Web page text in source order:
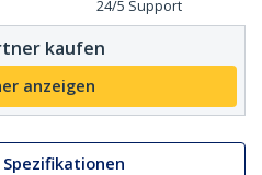
24/5 Support
kaufen
anzeigen